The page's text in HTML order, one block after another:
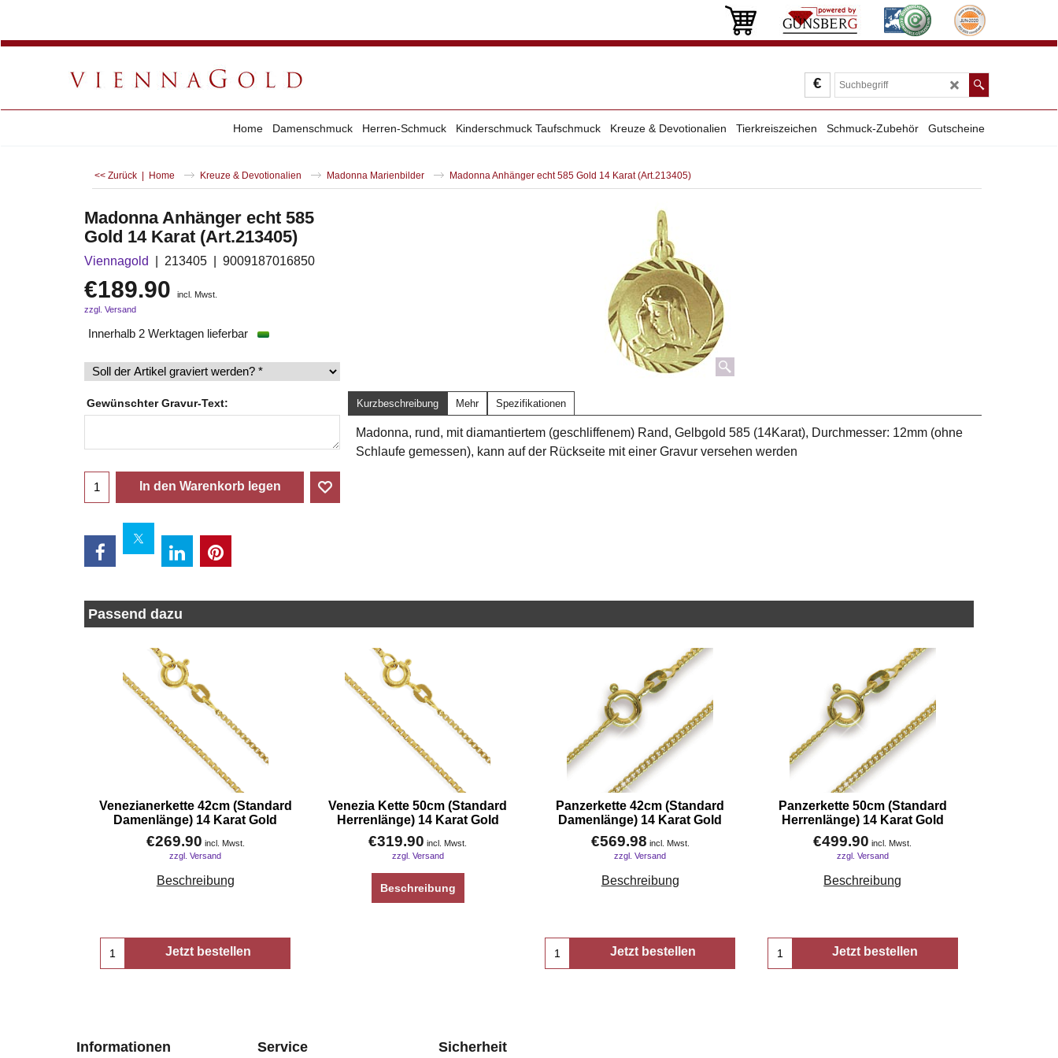
€
Home Damenschmuck Herren-Schmuck Kinderschmuck Taufschmuck Kreuze & Devotionalien Tierkreiszeichen Schmuck-Zubehör Gutscheine
<< Zurück | Home Kreuze & Devotionalien Madonna Marienbilder Madonna Anhänger echt 585 Gold 14 Karat (Art.213405)
Madonna Anhänger echt 585
Gold 14 Karat (Art.213405)
Viennagold 213405 9009187016850
€189.90
incl. Mwst.
zzgl. Versand
Innerhalb 2 Werktagen lieferbar
Gewünschter Gravur-Text:
In den Warenkorb legen
Kurzbeschreibung Mehr Spezifikationen
Madonna, rund, mit diamantiertem (geschliffenem) Rand, Gelbgold 585 (14Karat), Durchmesser: 12mm (ohne
Schlaufe gemessen), kann auf der Rückseite mit einer Gravur versehen werden
Passend dazu
Venezianerkette 42cm (Standard
Damenlänge) 14 Karat Gold
€269.90 incl. Mwst.
zzgl. Versand
Beschreibung
Jetzt bestellen
Venezia Kette 50cm (Standard
Herrenlänge) 14 Karat Gold
€319.90 incl. Mwst.
zzgl. Versand
Beschreibung
Panzerkette 42cm (Standard
Damenlänge) 14 Karat Gold
€569.98 incl. Mwst.
zzgl. Versand
Beschreibung
Jetzt bestellen
Panzerkette 50cm (Standard
Herrenlänge) 14 Karat Gold
€499.90 incl. Mwst.
zzgl. Versand
Beschreibung
Jetzt bestellen
Informationen Service Sicherheit